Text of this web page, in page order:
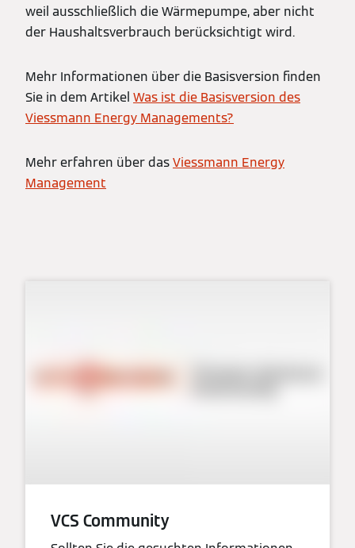
weil ausschließlich die Wärmepumpe, aber nicht
der Haushaltsverbrauch berücksichtigt wird.
Mehr Informationen über die Basisversion finden
Sie in dem Artikel Was ist die Basisversion des
Viessmann Energy Managements?
Mehr erfahren über dasViessmann Energy
Management
VCS Community